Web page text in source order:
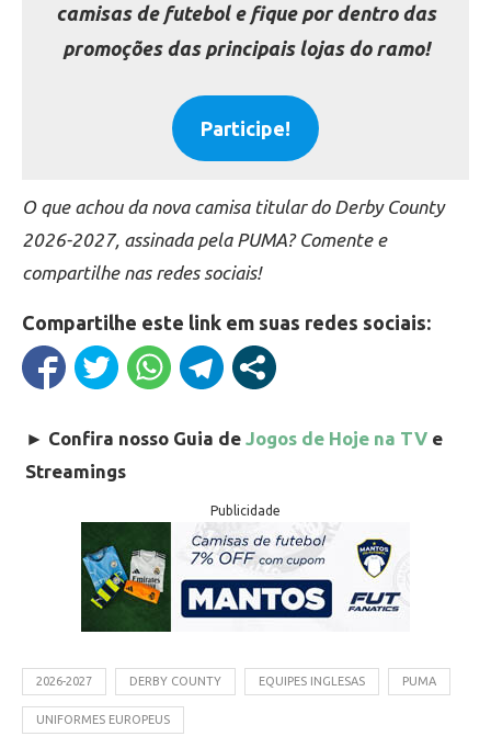
camisas de futebol e fique por dentro das
promoções das principais lojas do ramo!
Participe!
O que achou da nova camisa titular do Derby County
2026-2027, assinada pela PUMA? Comente e
compartilhe nas redes sociais!
Compartilhe este link em suas redes sociais:
► Confira nosso Guia de Jogos de Hoje na TV e
Streamings
Publicidade
2026-2027 DERBY COUNTY EQUIPES INGLESAS PUMA
UNIFORMES EUROPEUS